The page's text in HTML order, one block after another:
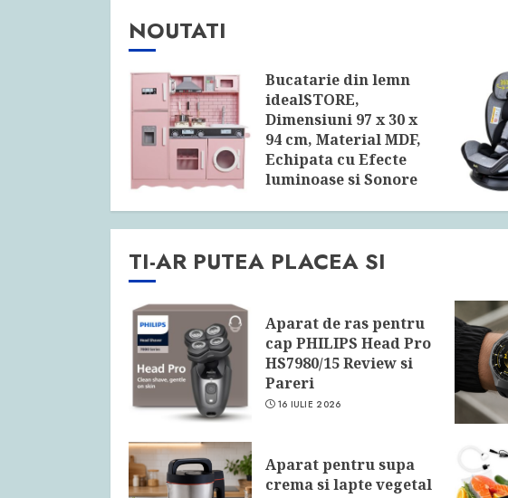
NOUTATI
Bucatarie din lemn
idealSTORE,
Dimensiuni 97 x 30 x
94 cm, Material MDF,
Echipata cu Efecte
luminoase si Sonore
TI-AR PUTEA PLACEA SI
Aparat de ras pentru
cap PHILIPS Head Pro
HS7980/15 Review si
Pareri
16 IULIE 2026
Aparat pentru supa
crema si lapte vegetal